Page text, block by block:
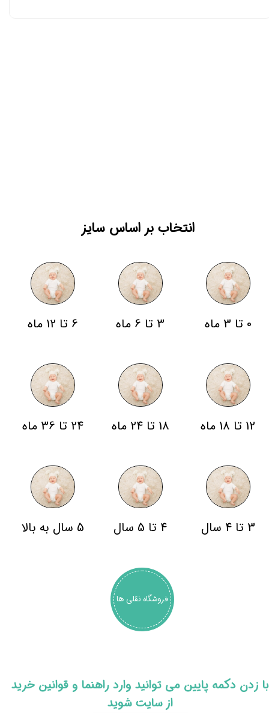
0 تا 3 ماه 3 تا 6 ماه 6 تا 12 ماه
12 تا 18 ماه 18 تا 24 ماه 24 تا 36 ماه
3 تا 4 سال 4 تا 5 سال 5 سال به بالا
انتخاب بر اساس سایز
فروشگاه نقلی ها
​​با زدن دکمه پایین می توانید وارد راهنما و قوانین خرید
از سایت شوید